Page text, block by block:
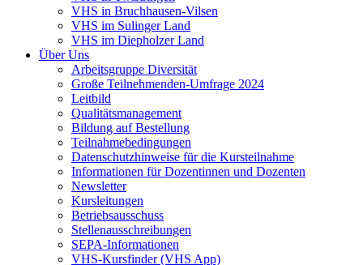
VHS in Bruchhausen-Vilsen
VHS im Sulinger Land
VHS im Diepholzer Land
Über Uns
Arbeitsgruppe Diversität
Große Teilnehmenden-Umfrage 2024
Leitbild
Qualitätsmanagement
Bildung auf Bestellung
Teilnahmebedingungen
Datenschutzhinweise für die Kursteilnahme
Informationen für Dozentinnen und Dozenten
Newsletter
Kursleitungen
Betriebsausschuss
Stellenausschreibungen
SEPA-Informationen
VHS-Kursfinder (VHS App)